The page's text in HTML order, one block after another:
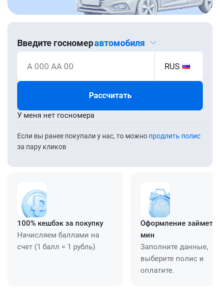
Введите госномеравтомобиля
А 000 АА 00 RUS
Рассчитать
Если вы ранее покупали у нас, то можно продлить полис
за пару кликов
У меня нет госномера
100% кешбэк за покупку
Начисляем баллами на
счет (1 балл = 1 рубль)
Оформление займет
мин
Заполните данные,
выберите полис и
оплатите.